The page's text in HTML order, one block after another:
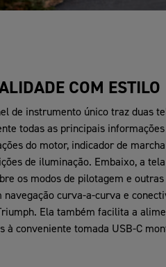
COM ESTILO
de instrumento único traz duas
todas as principais
do motor, indicador de
de iluminação. Embaixo, a
os modos de pilotagem e
curva-a-curva e
Ela também facilita a
à conveniente tomada USB-C